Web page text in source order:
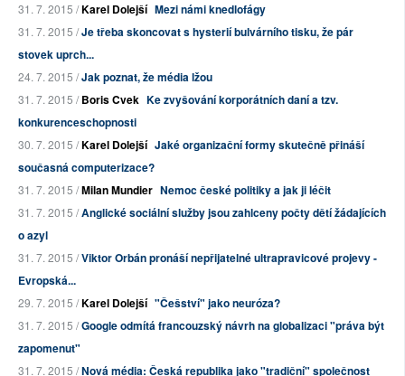
31. 7. 2015 /Karel Dolejší Mezi námi knedlofágy
31. 7. 2015 /Je třeba skoncovat s hysterií bulvárního tisku, že pár
stovek uprch...
24. 7. 2015 /Jak poznat, že média lžou
31. 7. 2015 /Boris Cvek Ke zvyšování korporátních daní a tzv.
konkurenceschopnosti
30. 7. 2015 /Karel Dolejší Jaké organizační formy skutečně přináší
současná computerizace?
31. 7. 2015 /Milan Mundier Nemoc české politiky a jak ji léčit
31. 7. 2015 /Anglické sociální služby jsou zahlceny počty dětí žádajících
o azyl
31. 7. 2015 /Viktor Orbán pronáší nepřijatelné ultrapravicové projevy -
Evropská...
29. 7. 2015 /Karel Dolejší "Češství" jako neuróza?
31. 7. 2015 /Google odmítá francouzský návrh na globalizaci "práva být
zapomenut"
31. 7. 2015 /Nová média: Česká republika jako "tradiční" společnost